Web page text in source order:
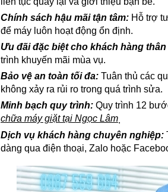
liên tục quay lại và giới thiệu bạn bè.
Chính sách hậu mãi tận tâm: Hỗ trợ
để máy luôn hoạt động ổn định.
Ưu đãi đặc biệt cho khách hàng
trình khuyến mãi mùa vụ.
Bảo vệ an toàn tối đa: Tuân thủ các
không xảy ra rủi ro trong quá trình sửa.
Minh bạch quy trình: Quy trình 12
chữa máy giặt tại Ngọc Lâm.
Dịch vụ khách hàng chuyên nghiệp:
dàng qua điện thoại, Zalo hoặc